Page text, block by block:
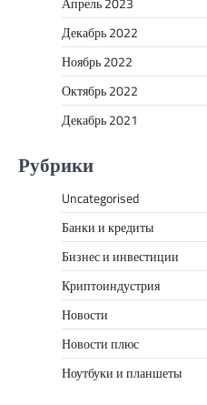
Декабрь 2022
Ноябрь 2022
Октябрь 2022
Декабрь 2021
Рубрики
Uncategorised
Банки и кредиты
Бизнес и инвестиции
Криптоиндустрия
Новости
Новости плюс
Ноутбуки и планшеты